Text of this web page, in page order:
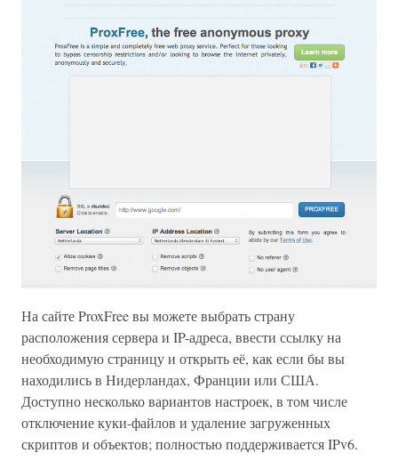
На сайте ProxFree вы можете выбрать страну
расположения сервера и IP-адреса, ввести ссылку на
необходимую страницу и открыть её, как если бы вы
находились в Нидерландах, Франции или США.
Доступно несколько вариантов настроек, в том числе
отключение куки-файлов и удаление загруженных
скриптов и объектов; полностью поддерживается IPv6.